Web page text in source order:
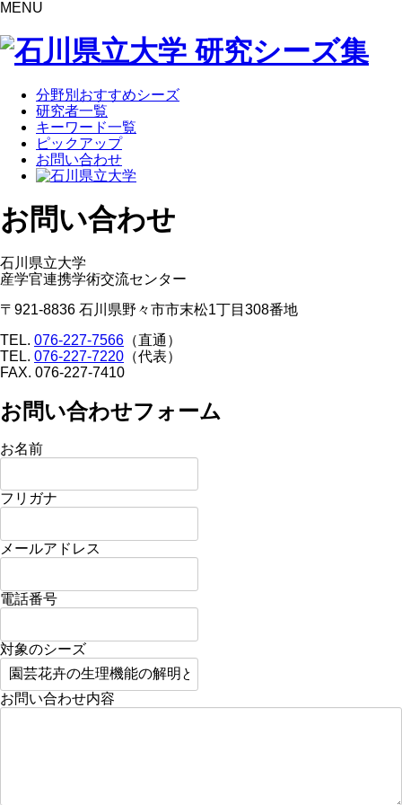
MENU
分野別おすすめシーズ
研究者一覧
キーワード一覧
ピックアップ
お問い合わせ
お問い合わせ
石川県立大学
産学官連携学術交流センター
〒921-8836 ⽯川県野々市市末松1丁⽬308番地
TEL. 076-227-7566 （直通）
TEL. 076-227-7220 （代表）
FAX. 076-227-7410
お問い合わせフォーム
お名前
フリガナ
メールアドレス
電話番号
対象のシーズ
お問い合わせ内容